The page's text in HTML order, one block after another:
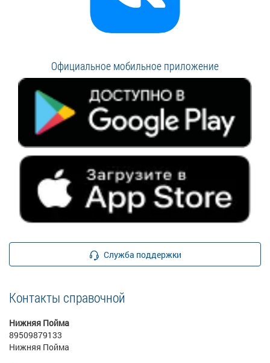
Официальное мобильное приложение
Служба поддержки
Контакты справочной
Нижняя Пойма
89509879133
Нижняя Пойма